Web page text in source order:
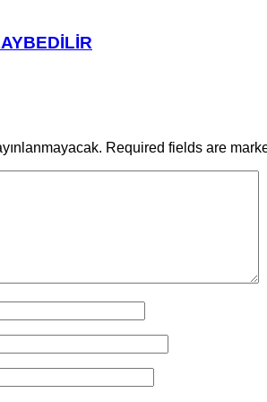
Required fields are